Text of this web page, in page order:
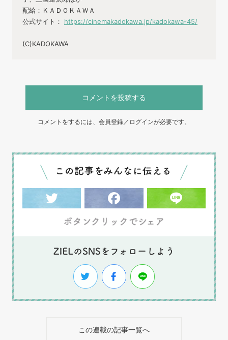
配給：ＫＡＤＯＫＡＷＡ
公式サイト： https://cinemakadokawa.jp/kadokawa-45/
(C)KADOKAWA
コメントを投稿する
コメントをするには、会員登録／ログインが必要です。
この連載の記事一覧へ